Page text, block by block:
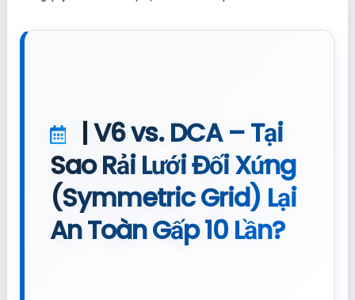
| V6 vs. DCA – Tại
Sao Rải Lưới Đối Xứng
(Symmetric Grid) Lại
An Toàn Gấp 10 Lần?